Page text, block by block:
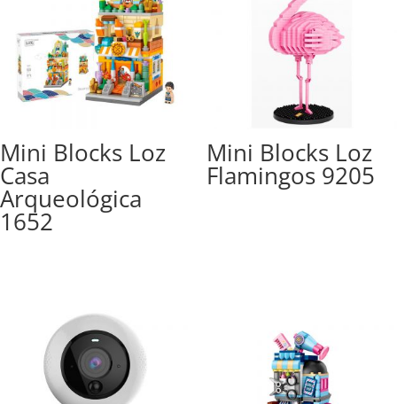
Mini Blocks Loz
Casa
Arqueológica
1652
Mini Blocks Loz
Flamingos 9205